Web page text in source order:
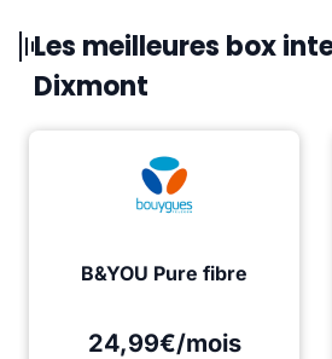
Les meilleures box
Dixmont
B&YOU Pure fibre
24,99€/mois